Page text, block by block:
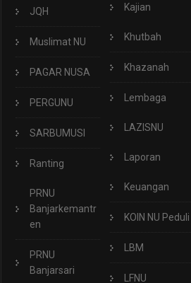
JQH
Muslimat NU
PAGAR NUSA
PERGUNU
SARBUMUSI
Ranting
PRNU
Banjarkemantr
en
PRNU
Banjarsari
Kajian
Khutbah
Khazanah
Lembaga
LAZISNU
Laporan
Keuangan
KOIN NU Peduli
LBM
LFNU